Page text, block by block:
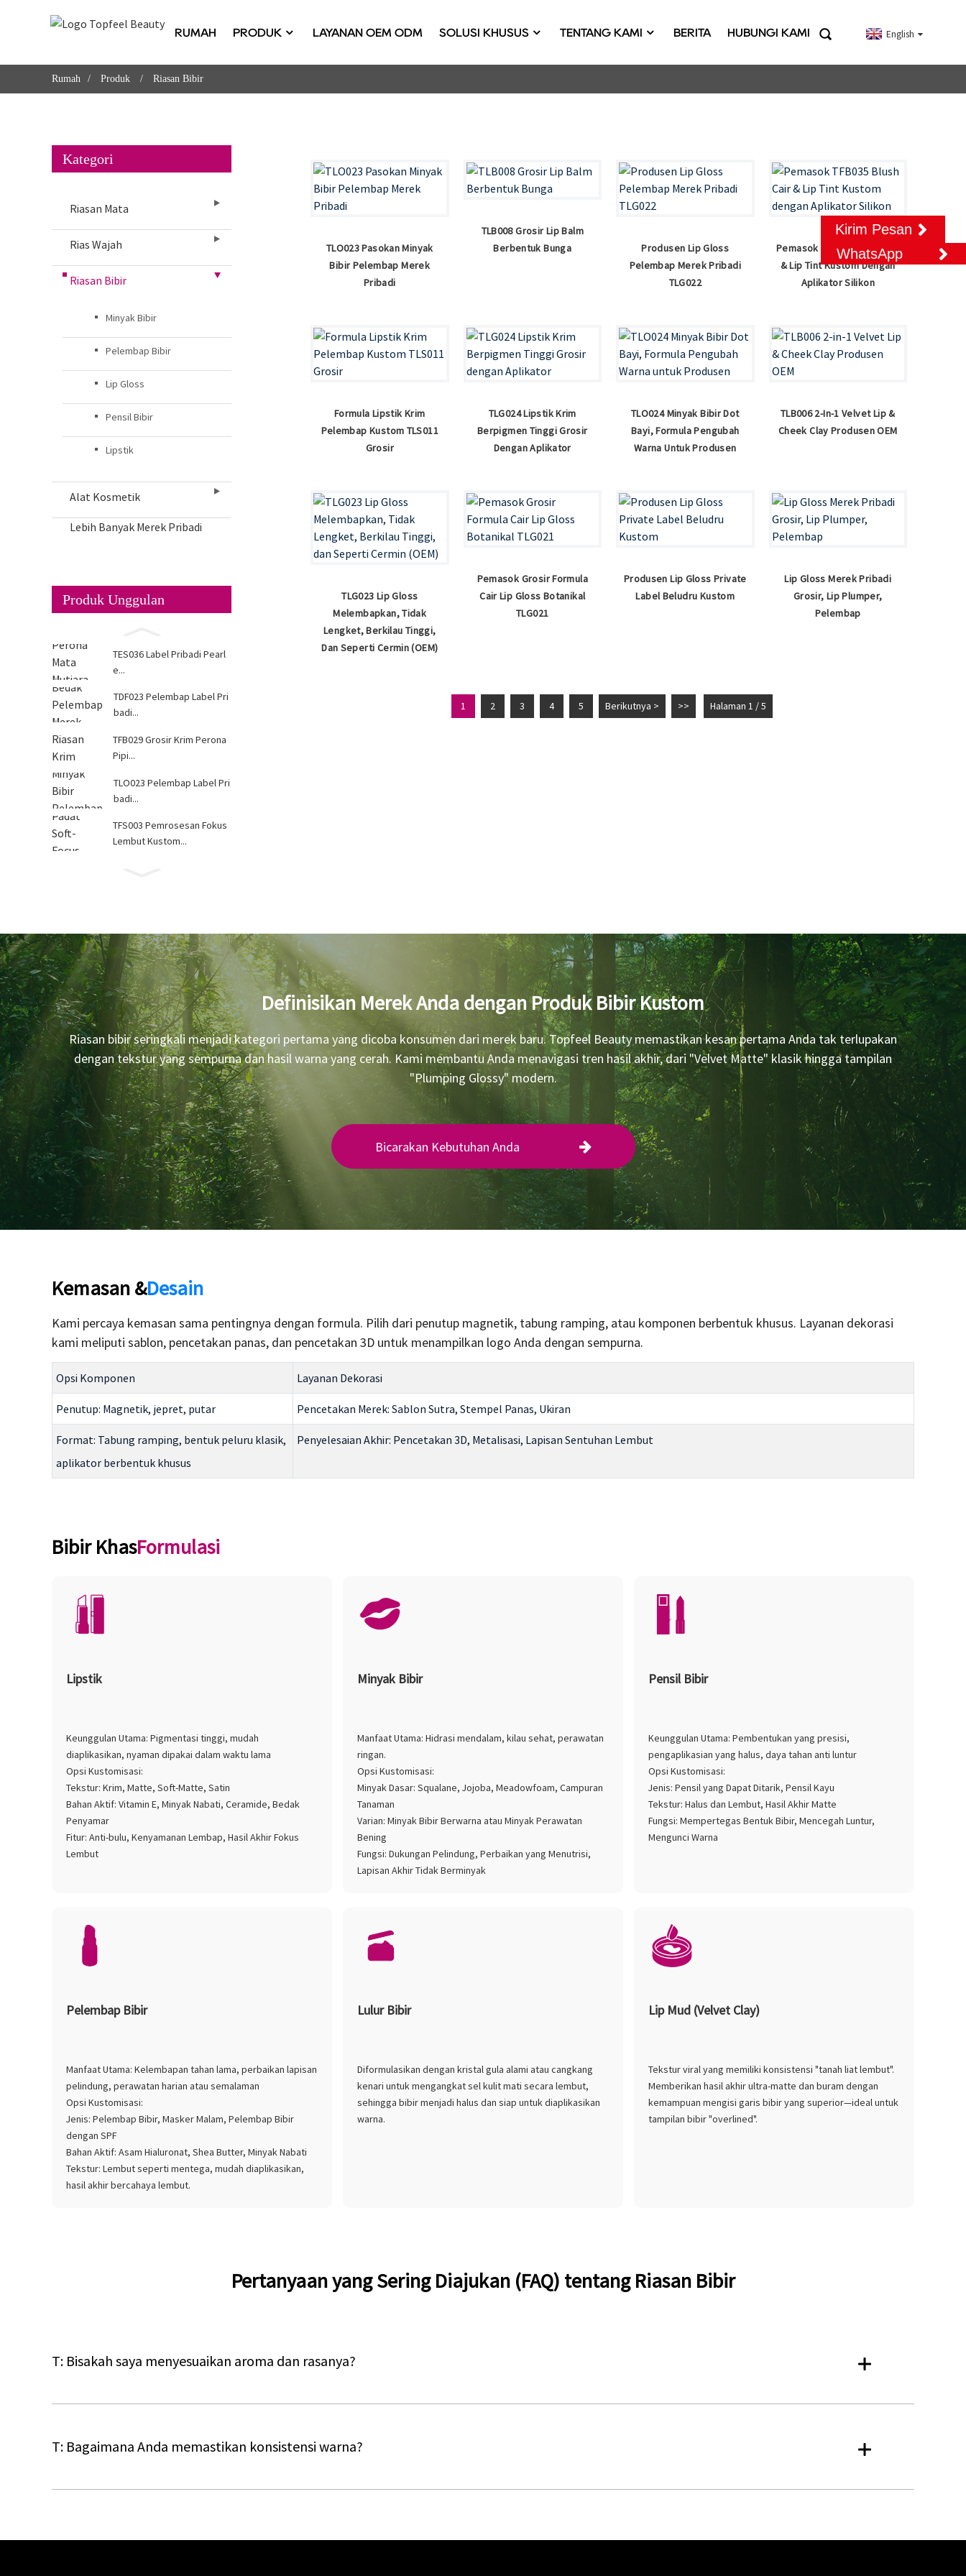
RUMAH PRODUK LAYANAN OEM ODM SOLUSI KHUSUS TENTANG KAMI BERITA HUBUNGI KAMI English
Rumah Produk Riasan Bibir
Kategori
Riasan Mata
Rias Wajah
Riasan Bibir
Minyak Bibir
Pelembap Bibir
Lip Gloss
Pensil Bibir
Lipstik
Alat Kosmetik
Lebih Banyak Merek Pribadi
Produk Unggulan
TES036 Label Pribadi Pearl
e...
TDF023 Pelembap Label Pri
badi...
TFB029 Grosir Krim Perona
Pipi...
TLO023 Pelembap Label Pri
badi...
TFS003 Pemrosesan Fokus
Lembut Kustom...
TLO023 Pasokan Minyak
Bibir Pelembap Merek
Pribadi
TLB008 Grosir Lip Balm
Berbentuk Bunga
Produsen Lip Gloss
Pelembap Merek Pribadi
TLG022
Pemasok TFB035 Blush Cair
& Lip Tint Kustom Dengan
Aplikator Silikon
Formula Lipstik Krim
Pelembap Kustom TLS011
Grosir
TLG024 Lipstik Krim
Berpigmen Tinggi Grosir
Dengan Aplikator
TLO024 Minyak Bibir Dot
Bayi, Formula Pengubah
Warna Untuk Produsen
TLB006 2-In-1 Velvet Lip &
Cheek Clay Produsen OEM
TLG023 Lip Gloss
Melembapkan, Tidak
Lengket, Berkilau Tinggi,
Dan Seperti Cermin (OEM)
Pemasok Grosir Formula
Cair Lip Gloss Botanikal
TLG021
Produsen Lip Gloss Private
Label Beludru Kustom
Lip Gloss Merek Pribadi
Grosir, Lip Plumper,
Pelembap
1 2 3 4 5 Berikutnya > >> Halaman 1 / 5
Definisikan Merek Anda dengan Produk Bibir Kustom
Riasan bibir seringkali menjadi kategori pertama yang dicoba konsumen dari merek baru. Topfeel Beauty memastikan kesan pertama Anda tak terlupakan
dengan tekstur yang sempurna dan hasil warna yang cerah. Kami membantu Anda menavigasi tren hasil akhir, dari "Velvet Matte" klasik hingga tampilan
"Plumping Glossy" modern.
Bicarakan Kebutuhan Anda
Kemasan &Desain
Kami percaya kemasan sama pentingnya dengan formula. Pilih dari penutup magnetik, tabung ramping, atau komponen berbentuk khusus. Layanan dekorasi
kami meliputi sablon, pencetakan panas, dan pencetakan 3D untuk menampilkan logo Anda dengan sempurna.
Opsi Komponen Layanan Dekorasi
Penutup: Magnetik, jepret, putar Pencetakan Merek: Sablon Sutra, Stempel Panas, Ukiran
Format: Tabung ramping, bentuk peluru klasik,
aplikator berbentuk khusus
Penyelesaian Akhir: Pencetakan 3D, Metalisasi, Lapisan Sentuhan Lembut
Bibir KhasFormulasi
Lipstik
Keunggulan Utama: Pigmentasi tinggi, mudah
diaplikasikan, nyaman dipakai dalam waktu lama
Opsi Kustomisasi:
Tekstur: Krim, Matte, Soft-Matte, Satin
Bahan Aktif: Vitamin E, Minyak Nabati, Ceramide, Bedak
Penyamar
Fitur: Anti-bulu, Kenyamanan Lembap, Hasil Akhir Fokus
Lembut
Minyak Bibir
Manfaat Utama: Hidrasi mendalam, kilau sehat, perawatan
ringan.
Opsi Kustomisasi:
Minyak Dasar: Squalane, Jojoba, Meadowfoam, Campuran
Tanaman
Varian: Minyak Bibir Berwarna atau Minyak Perawatan
Bening
Fungsi: Dukungan Pelindung, Perbaikan yang Menutrisi,
Lapisan Akhir Tidak Berminyak
Pensil Bibir
Keunggulan Utama: Pembentukan yang presisi,
pengaplikasian yang halus, daya tahan anti luntur
Opsi Kustomisasi:
Jenis: Pensil yang Dapat Ditarik, Pensil Kayu
Tekstur: Halus dan Lembut, Hasil Akhir Matte
Fungsi: Mempertegas Bentuk Bibir, Mencegah Luntur,
Mengunci Warna
Pelembap Bibir
Manfaat Utama: Kelembapan tahan lama, perbaikan lapisan
pelindung, perawatan harian atau semalaman
Opsi Kustomisasi:
Jenis: Pelembap Bibir, Masker Malam, Pelembap Bibir
dengan SPF
Bahan Aktif: Asam Hialuronat, Shea Butter, Minyak Nabati
Tekstur: Lembut seperti mentega, mudah diaplikasikan,
hasil akhir bercahaya lembut.
Lulur Bibir
Diformulasikan dengan kristal gula alami atau cangkang
kenari untuk mengangkat sel kulit mati secara lembut,
sehingga bibir menjadi halus dan siap untuk diaplikasikan
warna.
Lip Mud (Velvet Clay)
Tekstur viral yang memiliki konsistensi "tanah liat lembut".
Memberikan hasil akhir ultra-matte dan buram dengan
kemampuan mengisi garis bibir yang superior—ideal untuk
tampilan bibir "overlined".
Pertanyaan yang Sering Diajukan (FAQ) tentang Riasan Bibir
T: Bisakah saya menyesuaikan aroma dan rasanya?
T: Bagaimana Anda memastikan konsistensi warna?
Kirim Pesan
WhatsApp